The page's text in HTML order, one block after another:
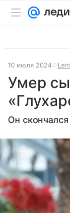
10 июля 2024
Умер
Он скончался